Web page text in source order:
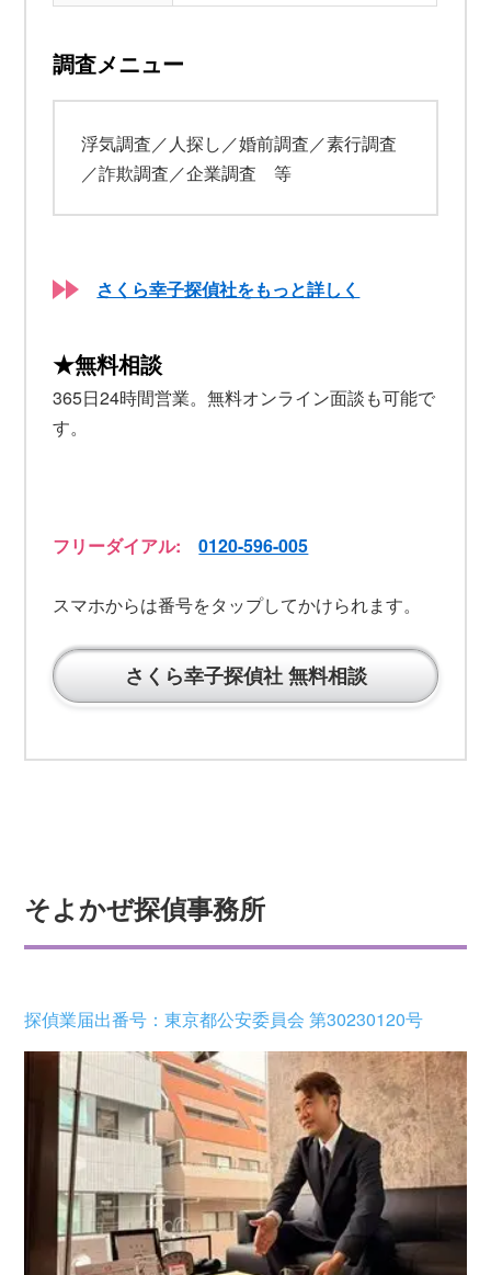
調査メニュー
浮気調査／人探し／婚前調査／素行調査
／詐欺調査／企業調査 等
さくら幸子探偵社をもっと詳しく
★無料相談
365日24時間営業。無料オンライン面談も可能で
す。
フリーダイアル:0120-596-005
スマホからは番号をタップしてかけられます。
さくら幸子探偵社 無料相談
そよかぜ探偵事務所
探偵業届出番号：東京都公安委員会 第30230120号